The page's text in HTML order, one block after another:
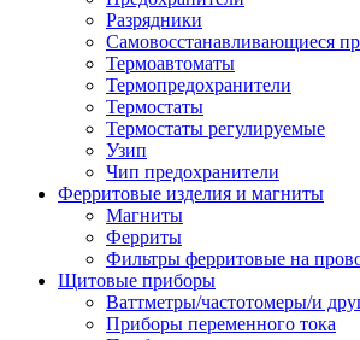
Разрядники
Самовосстанавливающиеся
Термоавтоматы
Термопредохранители
Термостаты
Термостаты регулируемые
Узип
Чип предохранители
Ферритовые изделия и магниты
Магниты
Ферриты
Фильтры ферритовые на
Щитовые приборы
Ваттметры/частотомеры/и
Приборы переменного тока